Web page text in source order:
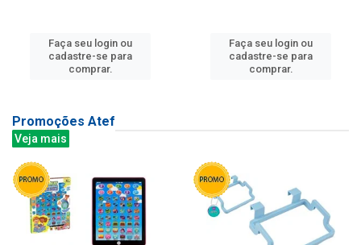
Faça seu login ou
cadastre-se para
comprar.
Faça seu login ou
cadastre-se para
comprar.
Promoções Atef
Veja mais